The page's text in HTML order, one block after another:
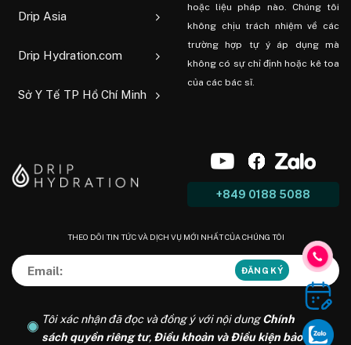
Drip Asia
Drip Hydration.com
Sở Y Tế TP Hồ Chí Minh
hoặc liệu pháp nào. Chúng tôi
không chịu trách nhiệm về các
trường hợp tự ý áp dụng mà
không có sự chỉ định hoặc kê toa
của các bác sĩ.
+849 0188 5088
THEO DÕI TIN TỨC VÀ DỊCH VỤ MỚI NHẤT CỦA CHÚNG TÔI
Tôi xác nhận đã đọc và đồng ý với nội dungChính
sách quyền riêng tư, Điều khoản và Điều kiện bảo